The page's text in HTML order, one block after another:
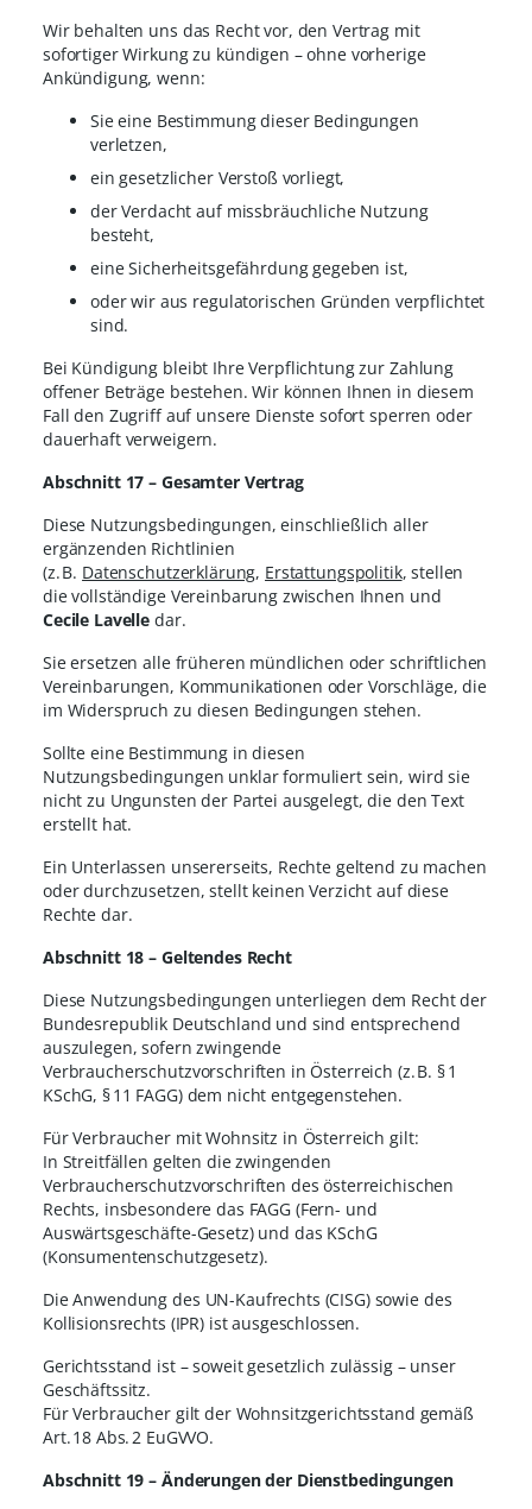
Wir behalten uns das Recht vor, den Vertrag mit
sofortiger Wirkung zu kündigen – ohne vorherige
Ankündigung, wenn:
Sie eine Bestimmung dieser Bedingungen
verletzen,
ein gesetzlicher Verstoß vorliegt,
der Verdacht auf missbräuchliche Nutzung
besteht,
eine Sicherheitsgefährdung gegeben ist,
oder wir aus regulatorischen Gründen verpflichtet
sind.
Bei Kündigung bleibt Ihre Verpflichtung zur Zahlung
offener Beträge bestehen. Wir können Ihnen in diesem
Fall den Zugriff auf unsere Dienste sofort sperren oder
dauerhaft verweigern.
Abschnitt 17 – Gesamter Vertrag
Diese Nutzungsbedingungen, einschließlich aller
ergänzenden Richtlinien
(z. B. Datenschutzerklärung, Erstattungspolitik, stellen
die vollständige Vereinbarung zwischen Ihnen und
Cecile Lavelle dar.
Sie ersetzen alle früheren mündlichen oder schriftlichen
Vereinbarungen, Kommunikationen oder Vorschläge, die
im Widerspruch zu diesen Bedingungen stehen.
Sollte eine Bestimmung in diesen
Nutzungsbedingungen unklar formuliert sein, wird sie
nicht zu Ungunsten der Partei ausgelegt, die den Text
erstellt hat.
Ein Unterlassen unsererseits, Rechte geltend zu machen
oder durchzusetzen, stellt keinen Verzicht auf diese
Rechte dar.
Abschnitt 18 – Geltendes Recht
Diese Nutzungsbedingungen unterliegen dem Recht der
Bundesrepublik Deutschland und sind entsprechend
auszulegen, sofern zwingende
Verbraucherschutzvorschriften in Österreich (z. B. § 1
KSchG, § 11 FAGG) dem nicht entgegenstehen.
Für Verbraucher mit Wohnsitz in Österreich gilt:
In Streitfällen gelten die zwingenden
Verbraucherschutzvorschriften des österreichischen
Rechts, insbesondere das FAGG (Fern- und
Auswärtsgeschäfte-Gesetz) und das KSchG
(Konsumentenschutzgesetz).
Die Anwendung des UN-Kaufrechts (CISG) sowie des
Kollisionsrechts (IPR) ist ausgeschlossen.
Gerichtsstand ist – soweit gesetzlich zulässig – unser
Geschäftssitz.
Für Verbraucher gilt der Wohnsitzgerichtsstand gemäß
Art. 18 Abs. 2 EuGVVO.
Abschnitt 19 – Änderungen der Dienstbedingungen